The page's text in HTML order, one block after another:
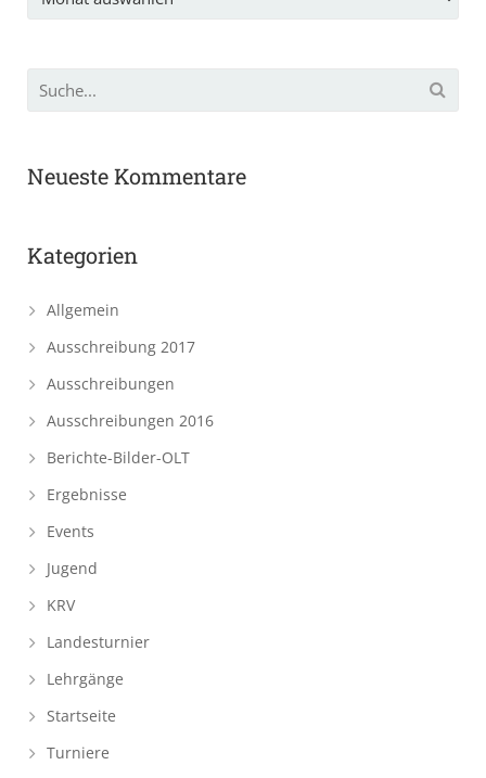
Neueste Kommentare
Kategorien
Allgemein
Ausschreibung 2017
Ausschreibungen
Ausschreibungen 2016
Berichte-Bilder-OLT
Ergebnisse
Events
Jugend
KRV
Landesturnier
Lehrgänge
Startseite
Turniere